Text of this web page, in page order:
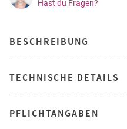
Hast du Fragen?
BESCHREIBUNG
TECHNISCHE DETAILS
PFLICHTANGABEN